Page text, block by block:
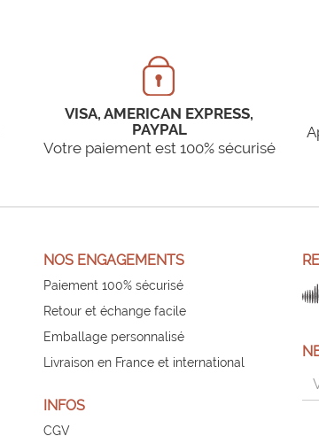
VISA, AMERICAN EXPRESS,
PAYPAL
Votre paiement est 100% sécurisé
NOS ENGAGEMENTS
Paiement 100% sécurisé
Retour et échange facile
Emballage personnalisé
Livraison en France et international
INFOS
CGV